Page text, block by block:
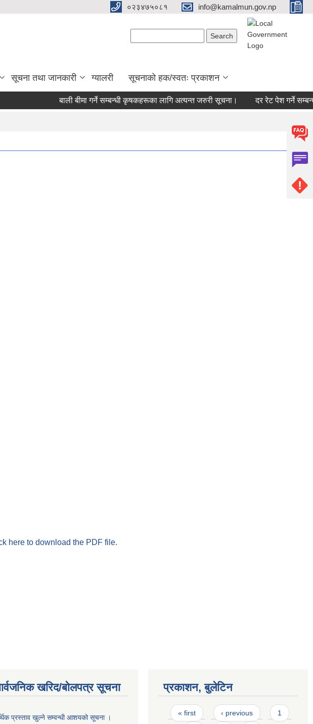
०२३४७५०८१ info@kamalmun.gov.np
सूचना तथा जानकारी ग्यालरी सूचनाको हक/स्वतः प्रकाशन
बाली बीमा गर्ने सम्बन्धी कृषकहरूका लागि अत्यन्त जरुरी सूचना। दर रेट पेश गर्ने
here to download the PDF file.
खरिद/बोलपत्र सूचना
प्रस्ताव खुल्ने सम्वन्धी आशयको सूचना ।
प्रकाशन, बुलेटिन
Pages
« first ‹ previous 1